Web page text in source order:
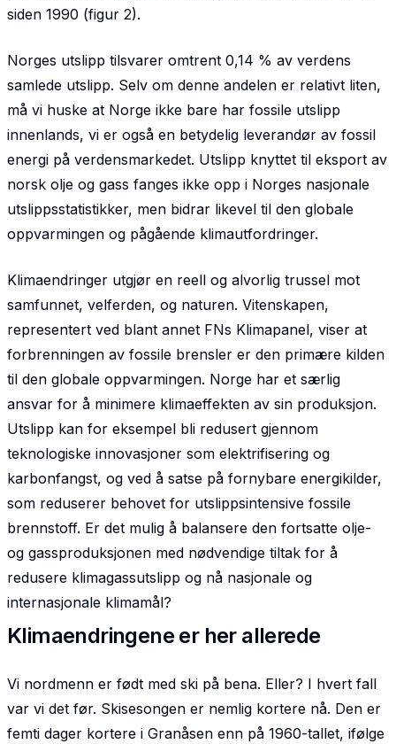
siden 1990 (figur 2).
Norges utslipp tilsvarer omtrent 0,14 % av verdens
samlede utslipp. Selv om denne andelen er relativt liten,
må vi huske at Norge ikke bare har fossile utslipp
innenlands, vi er også en betydelig leverandør av fossil
energi på verdensmarkedet. Utslipp knyttet til eksport av
norsk olje og gass fanges ikke opp i Norges nasjonale
utslippsstatistikker, men bidrar likevel til den globale
oppvarmingen og pågående klimautfordringer.
Klimaendringer utgjør en reell og alvorlig trussel mot
samfunnet, velferden, og naturen. Vitenskapen,
representert ved blant annet FNs Klimapanel, viser at
forbrenningen av fossile brensler er den primære kilden
til den globale oppvarmingen. Norge har et særlig
ansvar for å minimere klimaeffekten av sin produksjon.
Utslipp kan for eksempel bli redusert gjennom
teknologiske innovasjoner som elektrifisering og
karbonfangst, og ved å satse på fornybare energikilder,
som reduserer behovet for utslippsintensive fossile
brennstoff. Er det mulig å balansere den fortsatte olje-
og gassproduksjonen med nødvendige tiltak for å
redusere klimagassutslipp og nå nasjonale og
internasjonale klimamål?
Klimaendringene er her allerede
Vi nordmenn er født med ski på bena. Eller? I hvert fall
var vi det før. Skisesongen er nemlig kortere nå. Den er
femti dager kortere i Granåsen enn på 1960-tallet, ifølge